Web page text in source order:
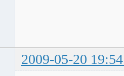
2009-05-20